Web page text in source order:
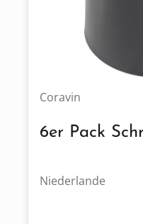
Coravin
6er Pack
Niederlande